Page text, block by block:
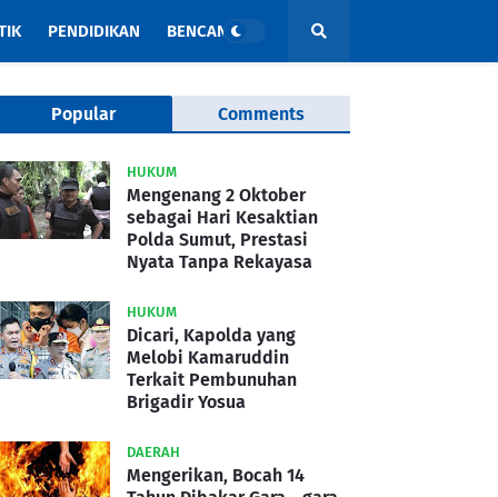
PENDIDIKAN BENCANA
Popular Comments
HUKUM
Mengenang 2 Oktober
sebagai Hari Kesaktian
Polda Sumut, Prestasi
Nyata Tanpa Rekayasa
HUKUM
Dicari, Kapolda yang
Melobi Kamaruddin
Terkait Pembunuhan
Brigadir Yosua
DAERAH
Mengerikan, Bocah 14